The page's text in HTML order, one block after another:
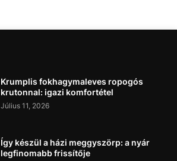
Krumplis fokhagymaleves ropogós
krutonnal: igazi komfortétel
Július 11, 2026
Így készül a házi meggyszörp: a nyár
legfinomabb frissítője